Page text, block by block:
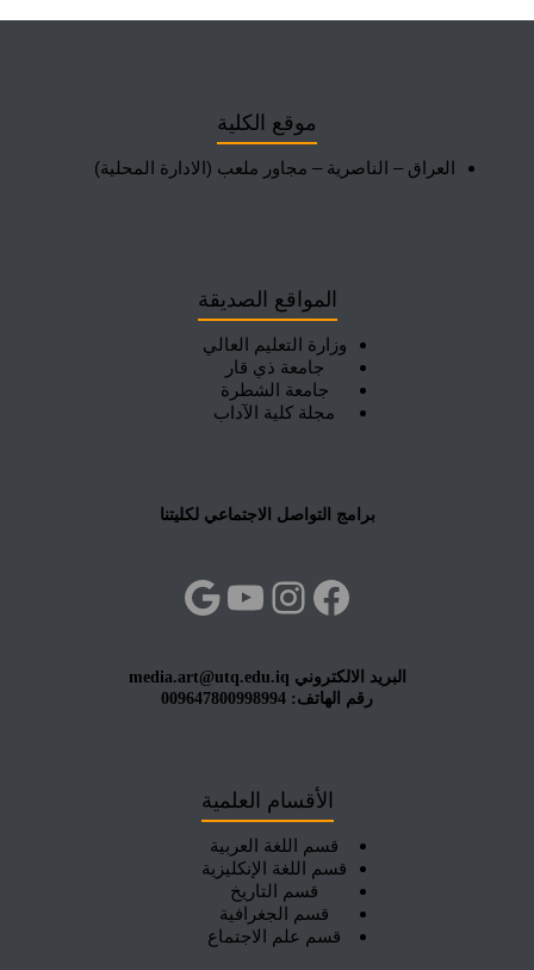
موقع الكلية
العراق – الناصرية – مجاور ملعب (الادارة المحلية)
المواقع الصديقة
وزارة التعليم العالي
جامعة ذي قار
جامعة الشطرة
مجلة كلية الآداب
برامج التواصل الاجتماعي لكليتنا
فيسبوك
إنستجرام
يوتيوب
البريد الالكتروني media.art@utq.edu.iq
رقم الهاتف: 009647800998994
الأقسام العلمية
قسم اللغة العربية
قسم اللغة الإنكليزية
قسم التاريخ
قسم الجغرافية
قسم علم الاجتماع